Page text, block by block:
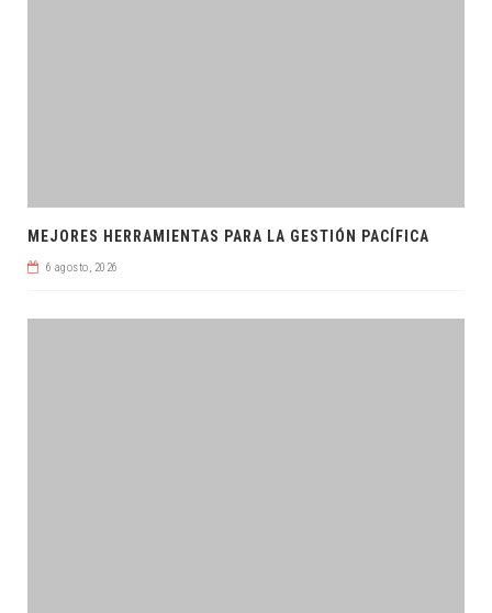
MEJORES HERRAMIENTAS PARA LA GESTIÓN PACÍFICA
6 agosto, 2026